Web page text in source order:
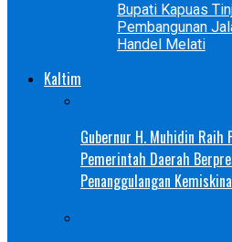
Bupati Kapuas
Pembangunan
Handel Melati
Kaltim
Gubernur H. Muhidin Raih
Pemerintah Daerah
Penanggulangan